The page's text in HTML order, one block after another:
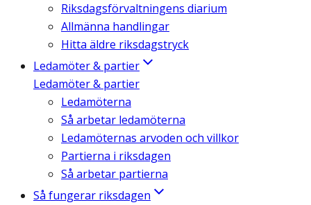
Riksdagsförvaltningens diarium
Allmänna handlingar
Hitta äldre riksdagstryck
Ledamöter & partier
Ledamöter & partier
Ledamöterna
Så arbetar ledamöterna
Ledamöternas arvoden och villkor
Partierna i riksdagen
Så arbetar partierna
Så fungerar riksdagen